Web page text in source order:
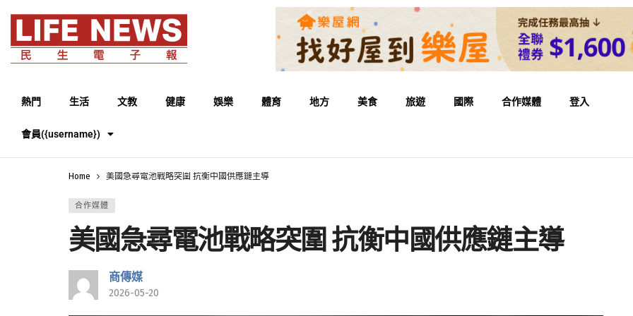
熱門 生活 文教 健康 娛樂 體育 地方 美食 旅遊 國際 合作媒體 登入
會員({username})
Home 美國急尋電池戰略突圍 抗衡中國供應鏈主導
合作媒體
美國急尋電池戰略突圍 抗衡中國供應鏈主導
商傳媒
2026-05-20